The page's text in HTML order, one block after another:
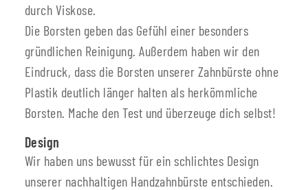
durch Viskose.
Die Borsten geben das Gefühl einer besonders
gründlichen Reinigung. Außerdem haben wir den
Eindruck, dass die Borsten unserer Zahnbürste ohne
Plastik deutlich länger halten als herkömmliche
Borsten. Mache den Test und überzeuge dich selbst!
Design
Wir haben uns bewusst für ein schlichtes Design
unserer nachhaltigen Handzahnbürste entschieden.